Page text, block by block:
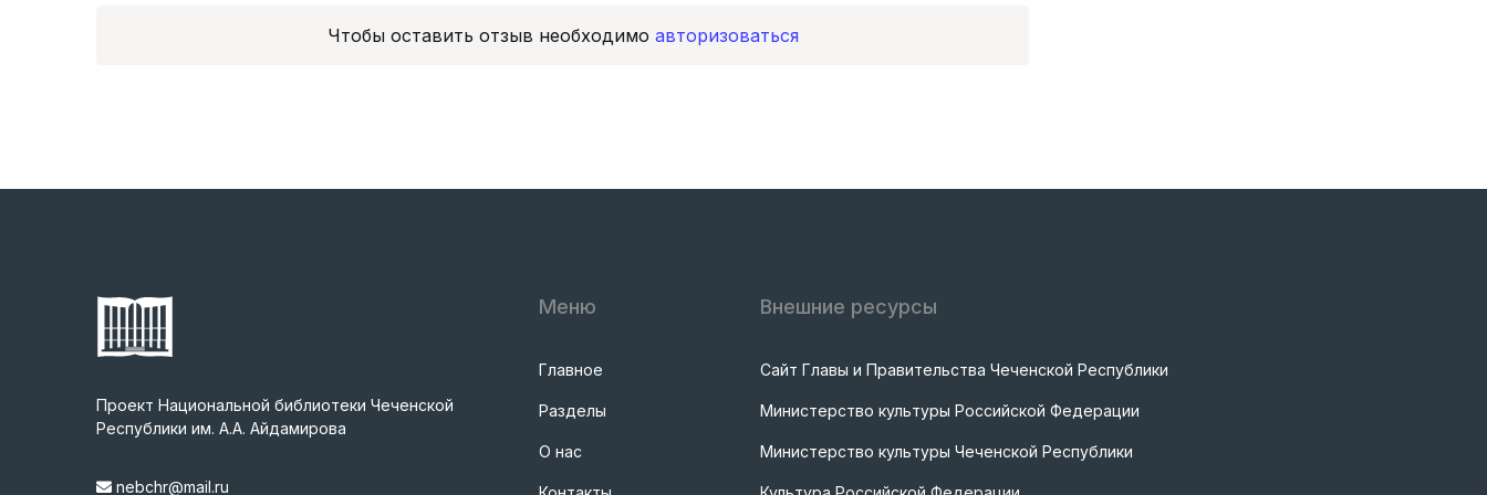
Чтобы оставить отзыв необходимо авторизоваться
Проект Национальной библиотеки Чеченской
Республики им. А.А. Айдамирова
nebchr@mail.ru
Меню
Главное
Разделы
О нас
Внешние ресурсы
Сайт Главы и Правительства Чеченской Республики
Министерство культуры Российской Федерации
Министерство культуры Чеченской Республики